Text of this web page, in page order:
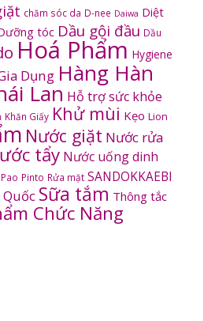
chăm sóc da D-nee Daiwa Diệt
tóc Dầu gội đầu Dầu
Hoá Phẩm Hygiene
Dụng Hàng Hàn
Lan Hỗ trợ sức khỏe
Khăn Giấy Khử mùi Kẹo Lion
Nước giặt Nước rửa
tẩy Nước uống dinh
Pao Pinto Rửa mặt SANDOKKAEBI
Quốc Sữa tắm Thông tắc
Chức Năng